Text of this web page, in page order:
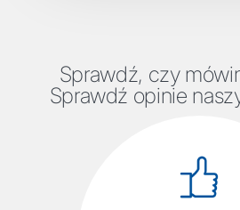
Sprawdź, czy
Sprawdź opinie